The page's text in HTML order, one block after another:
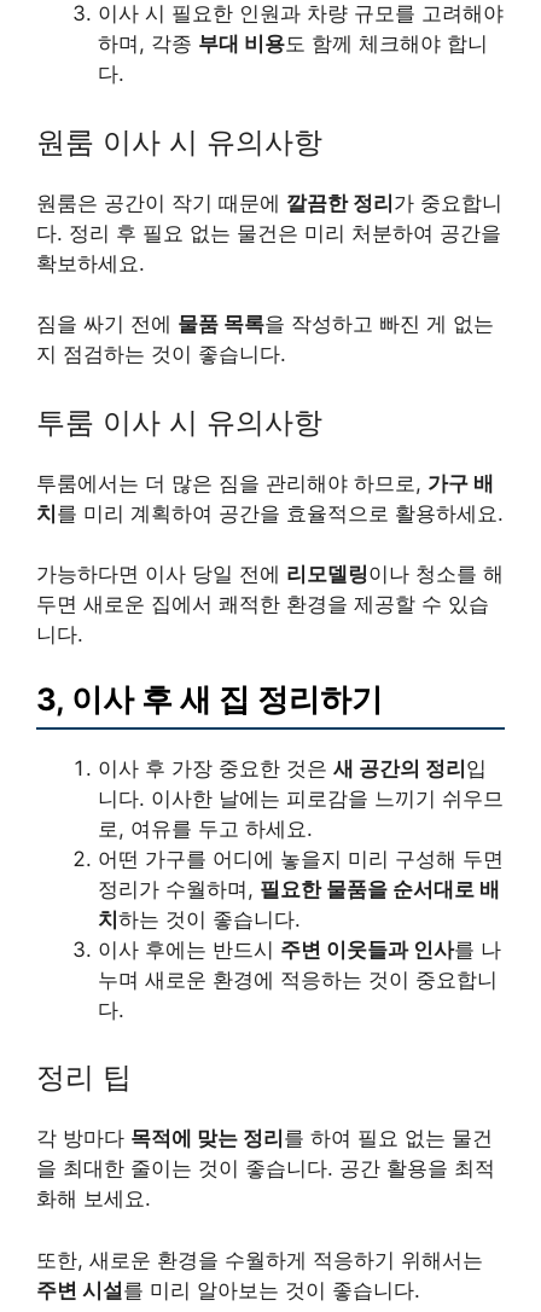
이사 시 필요한 인원과 차량 규모를 고려해야
하며, 각종 부대 비용도 함께 체크해야 합니
다.
원룸 이사 시 유의사항
원룸은 공간이 작기 때문에 깔끔한 정리가 중요합니
다. 정리 후 필요 없는 물건은 미리 처분하여 공간을
확보하세요.
짐을 싸기 전에 물품 목록을 작성하고 빠진 게 없는
지 점검하는 것이 좋습니다.
투룸 이사 시 유의사항
투룸에서는 더 많은 짐을 관리해야 하므로, 가구 배
치를 미리 계획하여 공간을 효율적으로 활용하세요.
가능하다면 이사 당일 전에 리모델링이나 청소를 해
두면 새로운 집에서 쾌적한 환경을 제공할 수 있습
니다.
3, 이사 후 새 집 정리하기
이사 후 가장 중요한 것은 새 공간의 정리입
니다. 이사한 날에는 피로감을 느끼기 쉬우므
로, 여유를 두고 하세요.
어떤 가구를 어디에 놓을지 미리 구성해 두면
정리가 수월하며, 필요한 물품을 순서대로 배
치하는 것이 좋습니다.
이사 후에는 반드시 주변 이웃들과 인사를 나
누며 새로운 환경에 적응하는 것이 중요합니
다.
정리 팁
각 방마다 목적에 맞는 정리 를 하여 필요 없는 물건
을 최대한 줄이는 것이 좋습니다. 공간 활용을 최적
화해 보세요.
또한, 새로운 환경을 수월하게 적응하기 위해서는
주변 시설를 미리 알아보는 것이 좋습니다.